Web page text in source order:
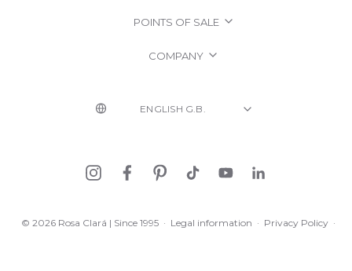
POINTS OF SALE
COMPANY
© 2026 Rosa Clará | Since 1995 · Legal information · Privacy Policy ·